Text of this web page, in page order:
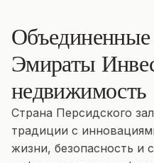
Эмираты
недвижимость
Страна Персидского
традиции с
жизни, безопасность и